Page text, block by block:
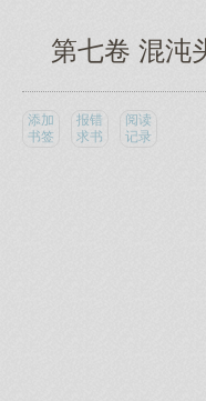
第七卷 混沌
添加
书签
报错
求书
阅读
记录